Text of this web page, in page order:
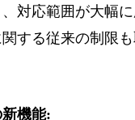
対応範囲が大幅
する従来の制限
機能: